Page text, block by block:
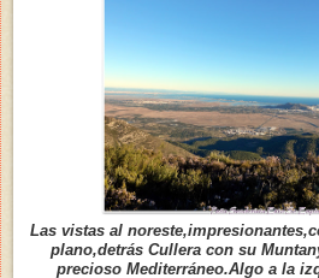
Las vistas al
plano,detrás Cullera con su
precioso Mediterráneo.Algo a la